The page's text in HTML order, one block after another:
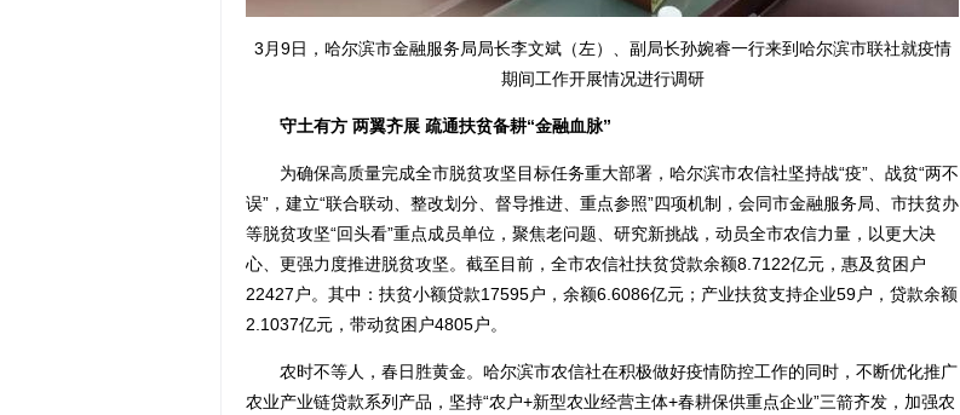
3月9日，哈尔滨市金融服务局局长李文斌（左）、副局长孙婉睿一行来到哈尔滨市联社就疫情
期间工作开展情况进行调研
守土有方 两翼齐展 疏通扶贫备耕“金融血脉”
为确保高质量完成全市脱贫攻坚目标任务重大部署，哈尔滨市农信社坚持战“疫”、战贫“两不
误”，建立“联合联动、整改划分、督导推进、重点参照”四项机制，会同市金融服务局、市扶贫办
等脱贫攻坚“回头看”重点成员单位，聚焦老问题、研究新挑战，动员全市农信力量，以更大决
心、更强力度推进脱贫攻坚。截至目前，全市农信社扶贫贷款余额8.7122亿元，惠及贫困户
22427户。其中：扶贫小额贷款17595户，余额6.6086亿元；产业扶贫支持企业59户，贷款余额
2.1037亿元，带动贫困户4805户。
农时不等人，春日胜黄金。哈尔滨市农信社在积极做好疫情防控工作的同时，不断优化推广
农业产业链贷款系列产品，坚持“农户+新型农业经营主体+春耕保供重点企业”三箭齐发，加强农